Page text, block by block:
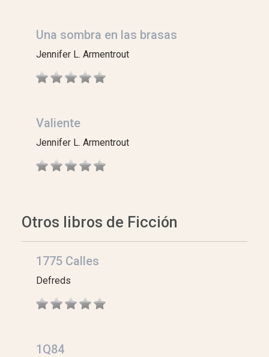
Una sombra en las brasas
Jennifer L. Armentrout
Valiente
Jennifer L. Armentrout
Otros libros de Ficción
1775 Calles
Defreds
1Q84